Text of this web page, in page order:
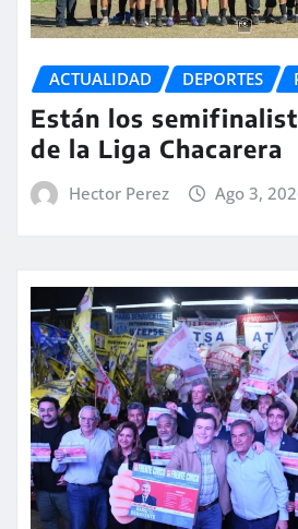
ACTUALIDAD DEPORTES
Están los
de la Liga Chacarera
Hector Perez Ago 3,